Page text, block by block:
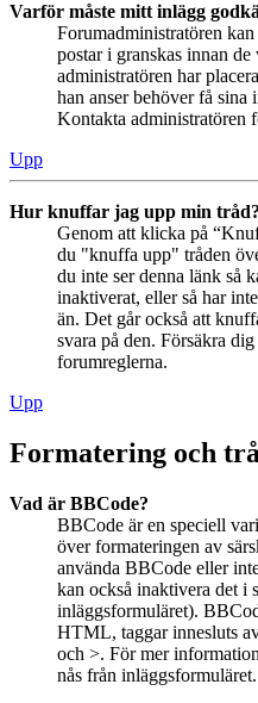
Varför måste mitt inlägg
Forumadministratören
postar i granskas innan
administratören har
han anser behöver få sina
Kontakta administratören
Upp
Hur knuffar jag upp min tråd?
Genom att klicka på
du "knuffa upp" tråden
du inte ser denna länk så
inaktiverat, eller så har
än. Det går också att
svara på den. Försäkra
forumreglerna.
Upp
Formatering och
Vad är BBCode?
BBCode är en speciell
över formateringen av
använda BBCode eller
kan också inaktivera det i
inläggsformuläret).
HTML, taggar innesluts
och >. För mer
nås från inläggsformuläret.